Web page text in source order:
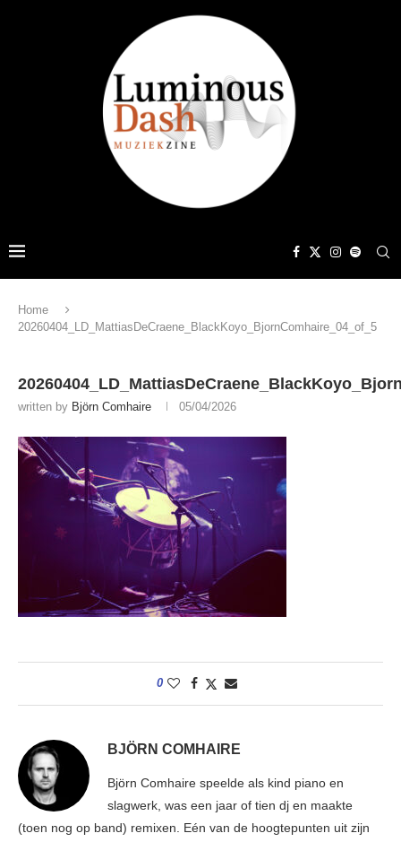
Home
20260404_LD_MattiasDeCraene_BlackKoyo_BjornComhaire_04_of_5
written by Björn Comhaire 05/04/2026
0
BJÖRN COMHAIRE
Björn Comhaire speelde als kind piano en
slagwerk, was een jaar of tien dj en maakte
(toen nog op band) remixen. Eén van de hoogtepunten uit zijn